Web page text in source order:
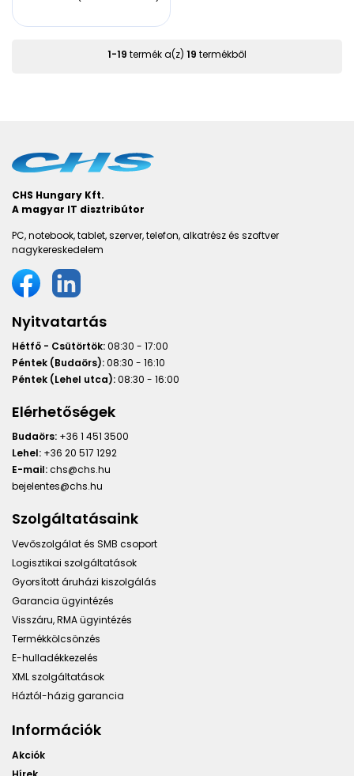
1-19 termék a(z) 19 termékből
CHS Hungary Kft.
A magyar IT disztribútor
PC, notebook, tablet, szerver, telefon, alkatrész és szoftver
nagykereskedelem
Nyitvatartás
Hétfő - Csütörtök:08:30 - 17:00
Péntek (Budaörs):08:30 - 16:10
Péntek (Lehel utca):08:30 - 16:00
Elérhetőségek
Budaörs: +36 1 451 3500
Lehel: +36 20 517 1292
E-mail:chs@chs.hu
bejelentes@chs.hu
Szolgáltatásaink
Vevőszolgálat és SMB csoport
Logisztikai szolgáltatások
Gyorsított áruházi kiszolgálás
Garancia ügyintézés
Visszáru, RMA ügyintézés
Termékkölcsönzés
E-hulladékkezelés
XML szolgáltatások
Háztól-házig garancia
Információk
Akciók